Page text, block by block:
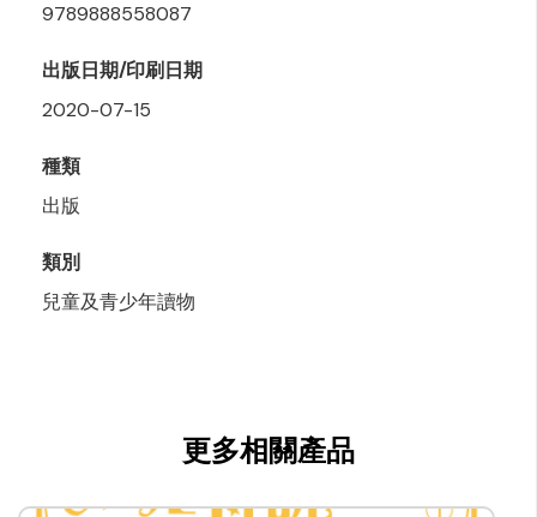
9789888558087
出版日期/印刷日期
2020-07-15
種類
出版
類別
兒童及青少年讀物
更多相關產品